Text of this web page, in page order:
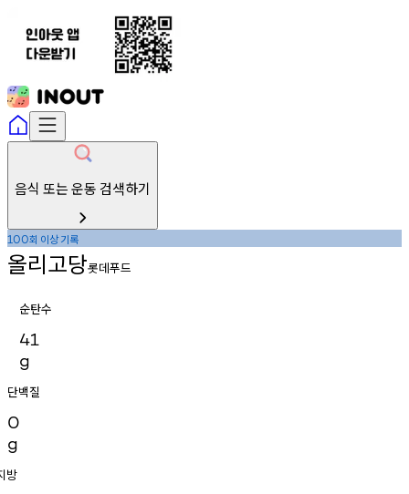
음식 또는 운동 검색하기
100회 이상기록
올리고당롯데푸드
순탄수
41
g
단백질
0
g
방